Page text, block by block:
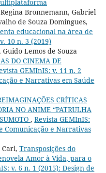
Bronnemann, Gabriel
de Souza Domingues,
educacional na área de
10 n. 3 (2019)
Lemos de Souza
DO CINEMA DE
GEMInIS: v. 11 n. 2
e Narrativas em Saúde
CRÍTICAS
NO ANIME “PATRULHA
, Revista GEMInIS:
Comunicação e Narrativas
Carl, Transposições do
Amor à Vida, para o
v. 6 n. 1 (2015): Design de